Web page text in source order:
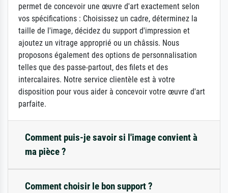
permet de concevoir une œuvre d'art exactement selon
vos spécifications : Choisissez un cadre, déterminez la
taille de l'image, décidez du support d'impression et
ajoutez un vitrage approprié ou un châssis. Nous
proposons également des options de personnalisation
telles que des passe-partout, des filets et des
intercalaires. Notre service clientèle est à votre
disposition pour vous aider à concevoir votre œuvre d'art
parfaite.
Comment puis-je savoir si l'image convient à
ma pièce ?
Comment choisir le bon support ?